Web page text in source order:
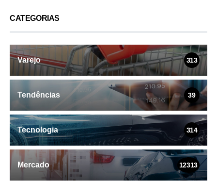
CATEGORIAS
Varejo 313
Tendências 39
Tecnologia 314
Mercado 12313